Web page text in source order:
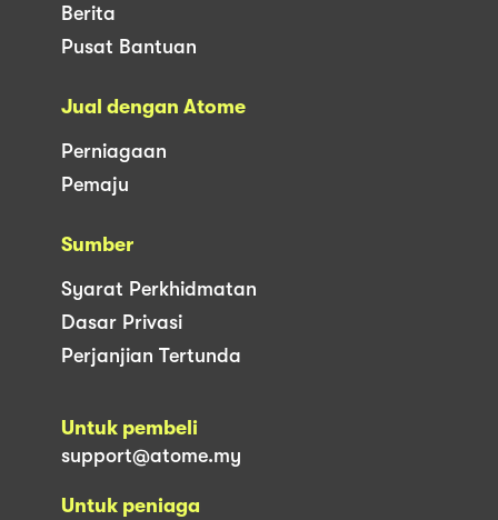
Berita
Pusat Bantuan
Jual dengan Atome
Perniagaan
Pemaju
Sumber
Syarat Perkhidmatan
Dasar Privasi
Perjanjian Tertunda
Untuk pembeli
support@atome.my
Untuk peniaga